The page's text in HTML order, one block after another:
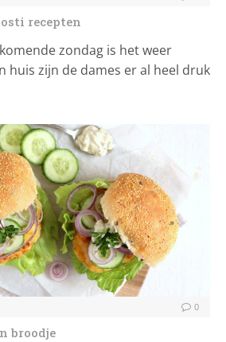
recepten
zondag is het weer
huis zijn de dames er al heel druk
0
broodje